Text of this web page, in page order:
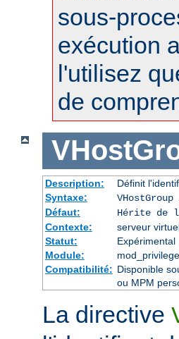
sous-
exécution
l'utilisez
de
Description:
Définit
Syntaxe:
VHostGroup
Défaut:
Hérite de
Contexte:
serveur
Statut:
Expérimental
Module:
Compatibilité: Disponible
ou MPM
La directive